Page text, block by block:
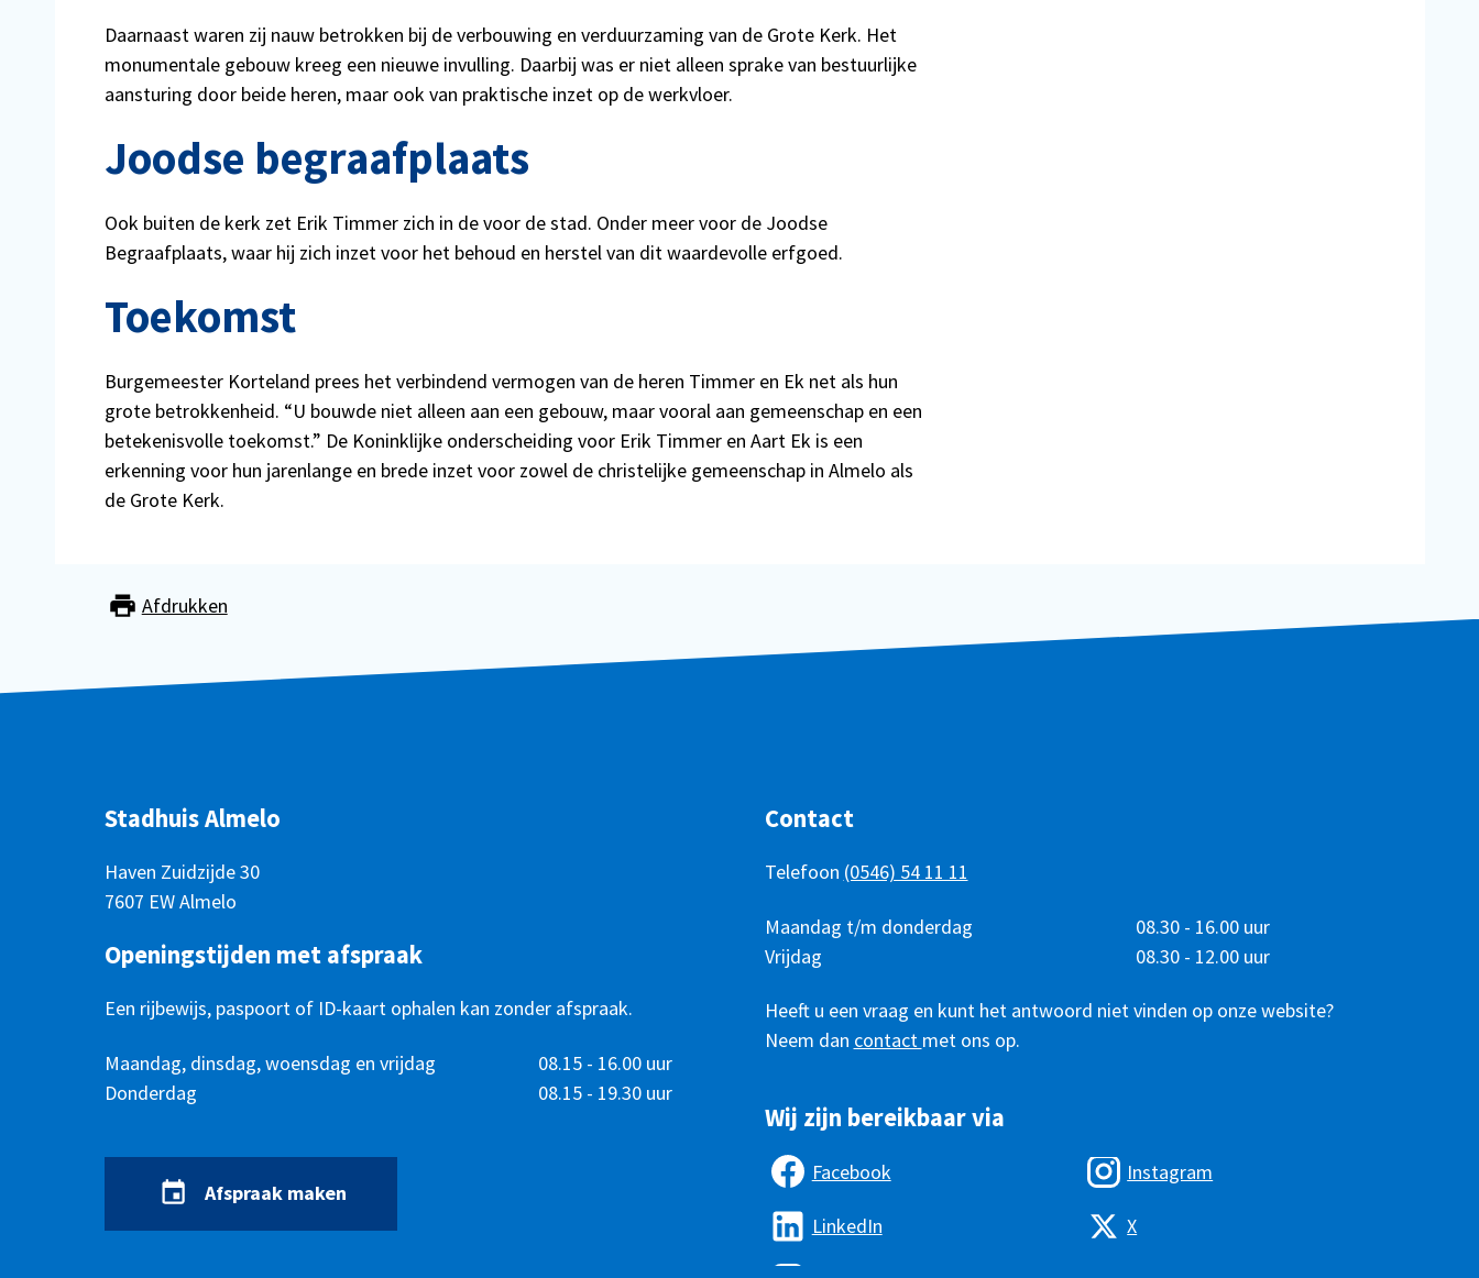
Daarnaast waren zij nauw betrokken bij de verbouwing en verduurzaming van de Grote Kerk. Het
monumentale gebouw kreeg een nieuwe invulling. Daarbij was er niet alleen sprake van bestuurlijke
aansturing door beide heren, maar ook van praktische inzet op de werkvloer.
Joodse begraafplaats
Ook buiten de kerk zet Erik Timmer zich in de voor de stad. Onder meer voor de Joodse
Begraafplaats, waar hij zich inzet voor het behoud en herstel van dit waardevolle erfgoed.
Toekomst
Burgemeester Korteland prees het verbindend vermogen van de heren Timmer en Ek net als hun
grote betrokkenheid. “U bouwde niet alleen aan een gebouw, maar vooral aan gemeenschap en een
betekenisvolle toekomst.” De Koninklijke onderscheiding voor Erik Timmer en Aart Ek is een
erkenning voor hun jarenlange en brede inzet voor zowel de christelijke gemeenschap in Almelo als
de Grote Kerk.
Afdrukken
Stadhuis Almelo
Haven Zuidzijde 30
7607 EW Almelo
Openingstijden met afspraak
Een rijbewijs, paspoort of ID-kaart ophalen kan zonder afspraak.
Openingstijden
DagTijd
Maandag, dinsdag, woensdag en vrijdag
08.15 - 16.00 uur
Donderdag
08.15 - 19.30 uur
Afspraak maken
Contact
Telefoon (0546) 54 11 11
Telefonisch
bereikbaar
DagTijd
Maandag t/m donderdag
08.30 - 16.00 uur
Vrijdag
08.30 - 12.00 uur
Heeft u een vraag en kunt het antwoord niet vinden op onze website?
Neem dan contact met ons op.
Wij zijn bereikbaar via
Facebook
LinkedIn
Instagram
X